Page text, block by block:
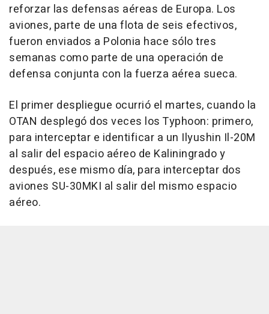
reforzar las defensas aéreas de Europa. Los
aviones, parte de una flota de seis efectivos,
fueron enviados a Polonia hace sólo tres
semanas como parte de una operación de
defensa conjunta con la fuerza aérea sueca.
El primer despliegue ocurrió el martes, cuando la
OTAN desplegó dos veces los Typhoon: primero,
para interceptar e identificar a un Ilyushin Il-20M
al salir del espacio aéreo de Kaliningrado y
después, ese mismo día, para interceptar dos
aviones SU-30MKI al salir del mismo espacio
aéreo.